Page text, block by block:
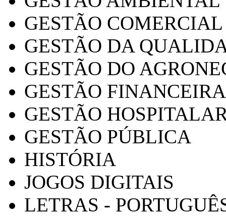
GESTÃO COMERCIAL
GESTÃO DA
GESTÃO DO
GESTÃO FINANCEIRA
GESTÃO
GESTÃO PÚBLICA
HISTÓRIA
JOGOS DIGITAIS
LETRAS -